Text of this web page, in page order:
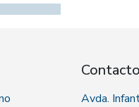
Contacto
Avda.